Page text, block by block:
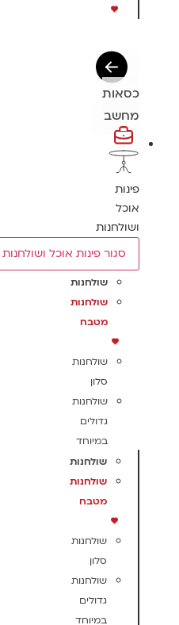
כסאות
מחשב
פינות
אוכל
ושולחנות
סגור פינות אוכל ושולחנות
שולחנות
שולחנות
מטבח
שולחנות
סלון
שולחנות
גדולים
במיוחד
שולחנות
שולחנות
מטבח
שולחנות
סלון
שולחנות
גדולים
במיוחד